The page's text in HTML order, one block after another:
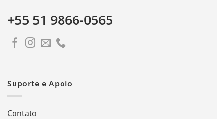
+55 51 9866-0565
Suporte e Apoio
Contato